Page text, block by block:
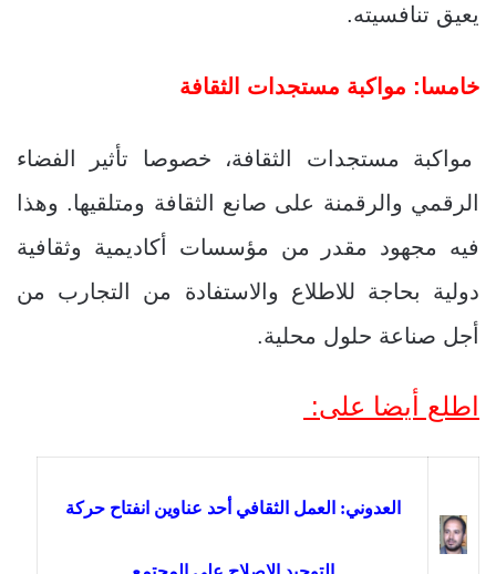
يعيق تنافسيته.
خامسا: مواكبة مستجدات الثقافة
مواكبة مستجدات الثقافة، خصوصا تأثير الفضاء
الرقمي والرقمنة على صانع الثقافة ومتلقيها. وهذا
فيه مجهود مقدر من مؤسسات أكاديمية وثقافية
دولية بحاجة للاطلاع والاستفادة من التجارب من
أجل صناعة حلول محلية.
اطلع أيضا على:
العدوني: العمل الثقافي أحد عناوين انفتاح حركة